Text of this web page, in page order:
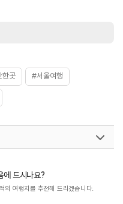
한곳 #서울여행
에 드시나요?
의 여행지를 추천해 드리겠습니다.